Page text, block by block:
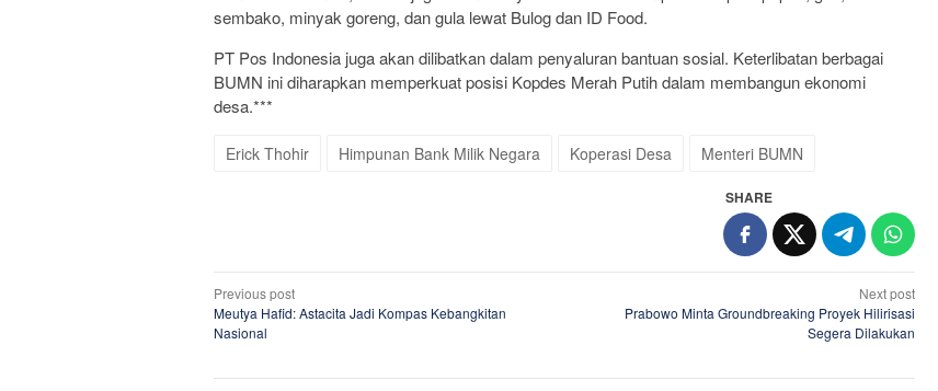
sembako, minyak goreng, dan gula lewat Bulog dan ID Food.
PT Pos Indonesia juga akan dilibatkan dalam penyaluran bantuan sosial. Keterlibatan berbagai
BUMN ini diharapkan memperkuat posisi Kopdes Merah Putih dalam membangun ekonomi
desa.***
Erick Thohir Himpunan Bank Milik Negara Koperasi Desa Menteri BUMN
SHARE
Post
navigation
Previous post
Meutya Hafid: Astacita Jadi Kompas Kebangkitan
Nasional
Next post
Prabowo Minta Groundbreaking Proyek Hilirisasi
Segera Dilakukan